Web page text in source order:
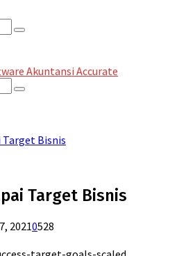
Search
Search
Target Bisnis
Target Bisnis
20210528